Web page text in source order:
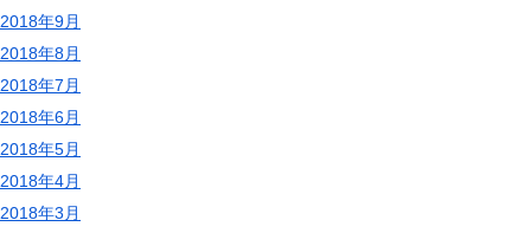
2018年9月
2018年8月
2018年7月
2018年6月
2018年5月
2018年4月
2018年3月